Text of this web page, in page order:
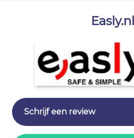
Easly.nl
Schrijf een review